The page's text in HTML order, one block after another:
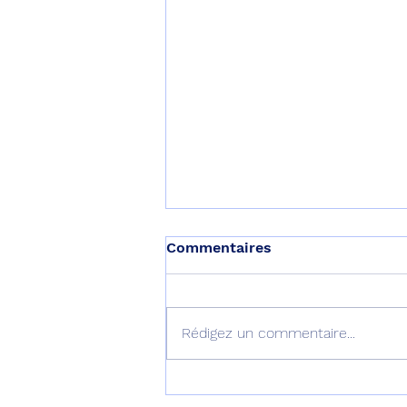
Commentaires
Rédigez un commentaire...